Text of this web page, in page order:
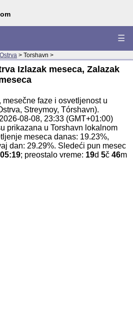
☰
> Torshavn >
Izlazak meseca, Zalazak
mesečne faze i osvetljenost u
Streymoy, Tórshavn).
08-08, 23:33 (GMT+01:00)
prikazana u Torshavn lokalnom
meseca danas: 19.23%,
dan: 29.29%. Sledeći pun mesec
; preostalo vreme: 19d 5č 46m